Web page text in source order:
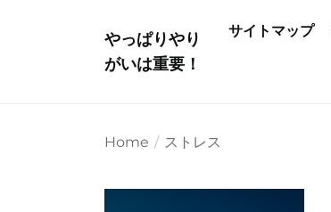
やっぱりやり
がいは重要！
サイトマップ
Home ストレス